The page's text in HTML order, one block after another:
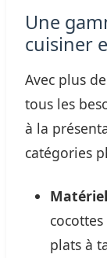
Une
cuisiner
Avec plus
tous les
à la
catégories
plats à